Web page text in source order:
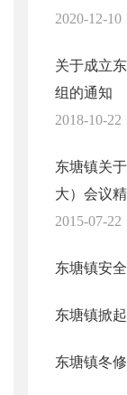
2020-12-10
关于成立
组的通知
2018-10-22
东塘镇关
大）会议
2015-07-22
东塘镇安
东塘镇掀
东塘镇冬